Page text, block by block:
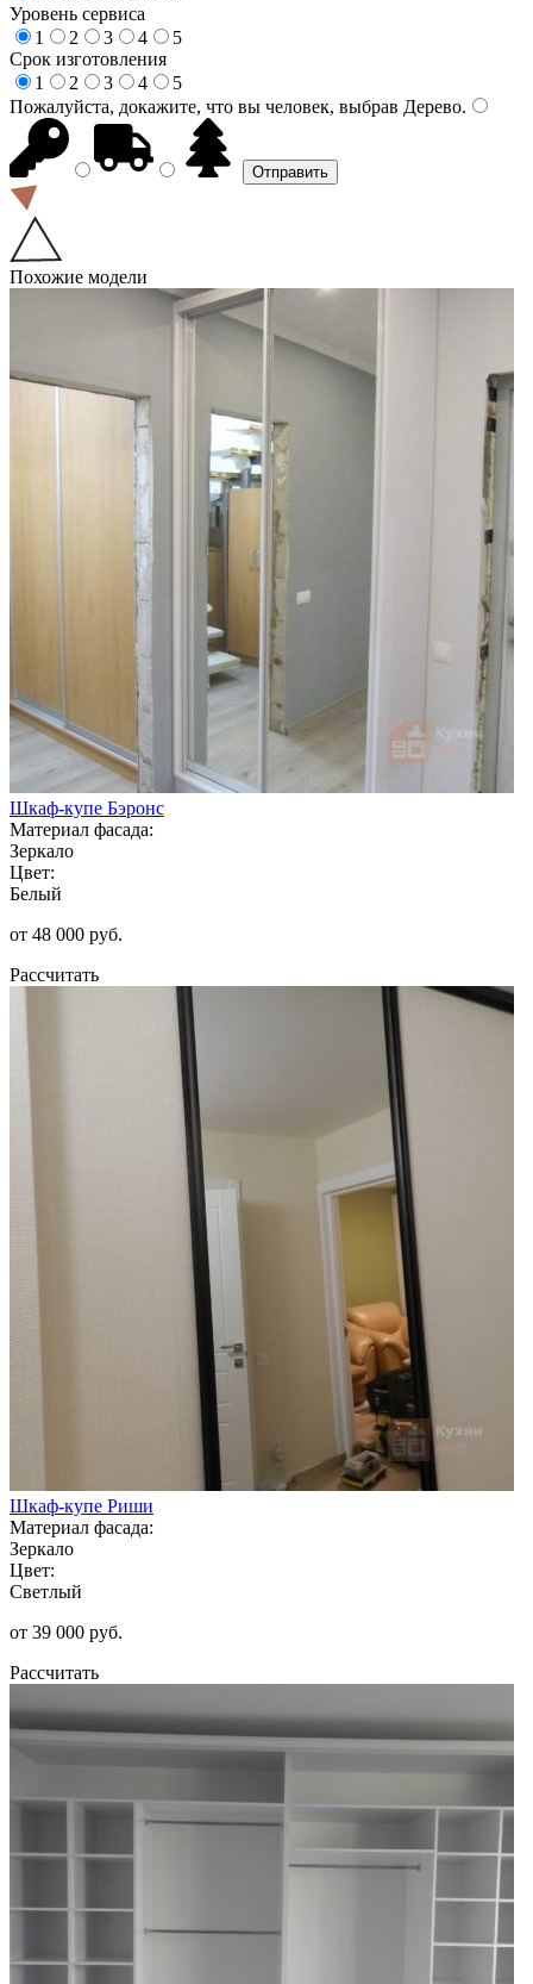
Уровень сервиса
1
2 3 4
5
Срок изготовления
1
2 3 4
5
Пожалуйста, докажите, что вы человек, выбрав Дерево.
Похожие модели
Шкаф-купе Бэронс
Материал фасада:
Зеркало
Цвет:
Белый
от 48 000 руб.
Рассчитать
Шкаф-купе Риши
Материал фасада:
Зеркало
Цвет:
Светлый
от 39 000 руб.
Рассчитать